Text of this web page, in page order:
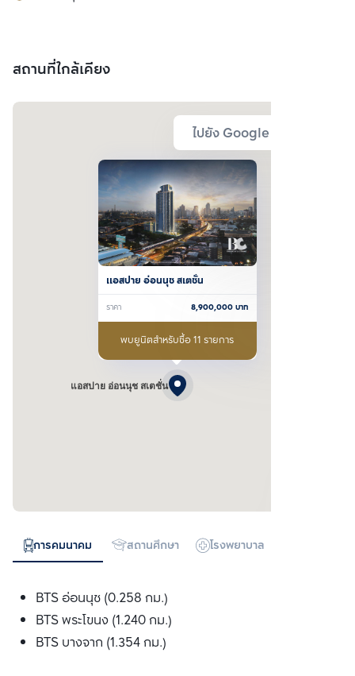
สถานที่ใกล้เคียง
ไปยัง Google Map
แอสปาย อ่อนนุช สเตชั่น
แอสปาย อ่อนนุช สเตชั่น
ราคา 8,900,000บาท
พบยูนิตสำหรับซื้อ 11 รายการ
การคมนาคม สถานศึกษา โรงพยาบาล
BTS อ่อนนุช (0.258 กม.)
BTS พระโขนง (1.240 กม.)
BTS บางจาก (1.354 กม.)